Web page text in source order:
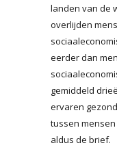
landen van de
overlijden
eerder dan
gemiddeld
ervaren
tussen
aldus de brief.